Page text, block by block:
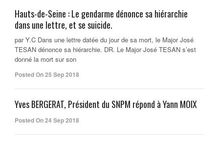
Hauts-de-Seine : Le gendarme dénonce sa hiérarchie
dans une lettre, et se suicide.
par Y.C Dans une lettre datée du jour de sa mort, le Major José
TESAN dénonce sa hiérarchie. DR. Le Major José TESAN s’est
donné la mort sur son
Posted On 25 Sep 2018
Yves BERGERAT, Président du SNPM répond à Yann MOIX
Posted On 24 Sep 2018